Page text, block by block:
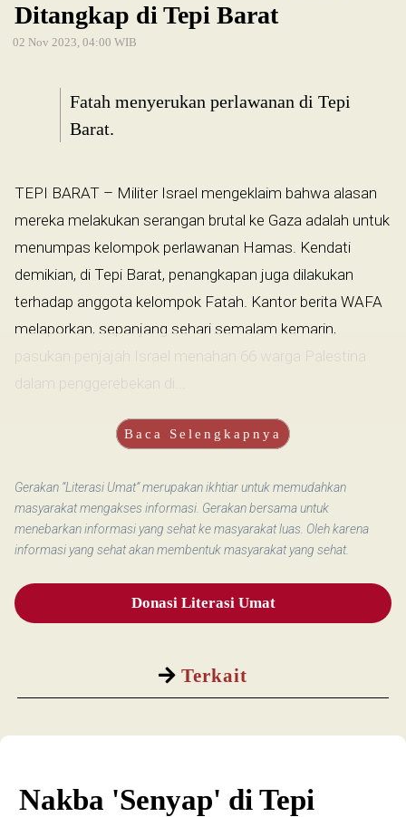
Terkait
Ditangkap di Tepi Barat
02 Nov 2023, 04:00 WIB
Fatah menyerukan perlawanan di Tepi
Barat.
TEPI BARAT – Militer Israel mengeklaim bahwa alasan
mereka melakukan serangan brutal ke Gaza adalah untuk
menumpas kelompok perlawanan Hamas. Kendati
demikian, di Tepi Barat, penangkapan juga dilakukan
terhadap anggota kelompok Fatah. Kantor berita WAFA
melaporkan, sepanjang sehari semalam kemarin,
pasukan penjajah Israel menahan 66 warga Palestina
dalam penggerebekan di...
Baca Selengkapnya
Gerakan “Literasi Umat” merupakan ikhtiar untuk memudahkan
masyarakat mengakses informasi. Gerakan bersama untuk
menebarkan informasi yang sehat ke masyarakat luas. Oleh karena
informasi yang sehat akan membentuk masyarakat yang sehat.
Donasi Literasi Umat
Nakba 'Senyap' di Tepi